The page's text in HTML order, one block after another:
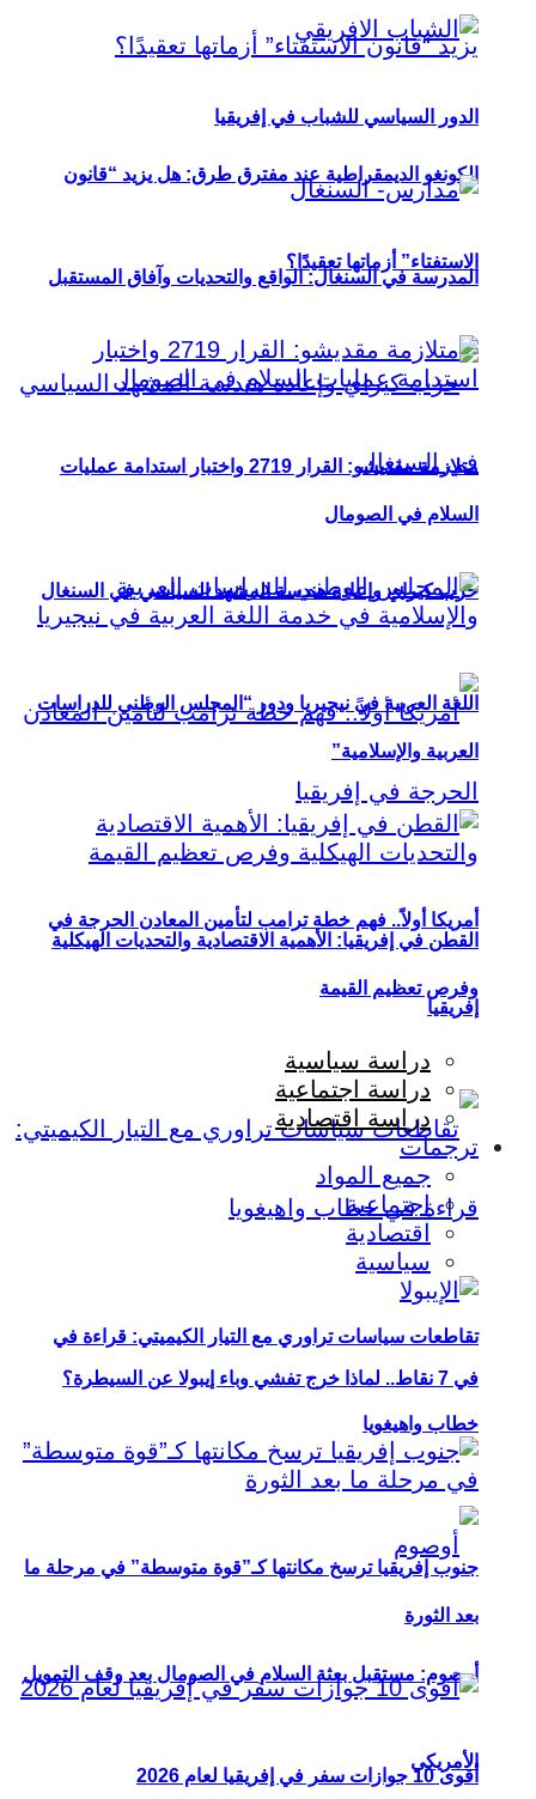
الكونغو الديمقراطية عند مفترق طرق: هل يزيد “قانون
الاستفتاء” أزماتها تعقيدًا؟
حزب كيراي وإعادة هندسة المشهد السياسي في السنغال
أمريكا أولاً.. فهم خطة ترامب لتأمين المعادن الحرجة في
إفريقيا
تقاطعات سياسات تراوري مع التيار الكيميتي: قراءة في
خطاب واهيغويا
أوصوم: مستقبل بعثة السلام في الصومال بعد وقف التمويل
الأمريكي
الدور السياسي للشباب في إفريقيا
المدرسة في السنغال: الواقع والتحديات وآفاق المستقبل
متلازمة مقديشو: القرار 2719 واختبار استدامة عمليات
السلام في الصومال
اللغة العربية في نيجيريا ودور “المجلس الوطني للدراسات
العربية والإسلامية”
القطن في إفريقيا: الأهمية الاقتصادية والتحديات الهيكلية
وفرص تعظيم القيمة
دراسة سياسية
دراسة اجتماعية
دراسة اقتصادية
ترجمات
جميع المواد
اجتماعية
اقتصادية
سياسية
في 7 نقاط.. لماذا خرج تفشي وباء إيبولا عن السيطرة؟
جنوب إفريقيا ترسخ مكانتها كـ”قوة متوسطة” في مرحلة ما
بعد الثورة
أقوى 10 جوازات سفر في إفريقيا لعام 2026